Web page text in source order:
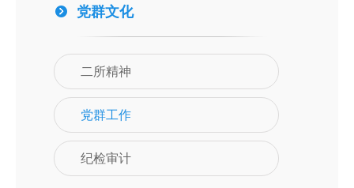
党群文化
二所精神
党群工作
纪检审计